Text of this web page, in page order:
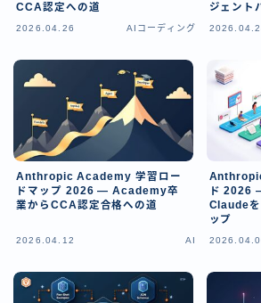
CCA認定への道
2026.04.26 AIコーディング
ジェント
Anthropic Academy 学習ロー
ドマップ 2026 — Academy卒
業からCCA認定合格への道
2026.04.12 AI
ド 2026
Claudeを
ップ